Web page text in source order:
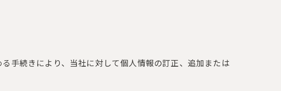
手続きにより、当社に対して個人情報の訂正、追加または